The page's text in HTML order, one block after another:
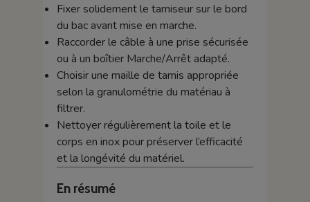
Fixer solidement le tamiseur sur le bord
du bac avant mise en marche.
Raccorder le câble à une prise sécurisée
ou à un boîtier Marche/Arrêt adapté.
Choisir une maille de tamis appropriée
selon la granulométrie du matériau à
filtrer.
Nettoyer régulièrement la toile et le
corps en inox pour préserver l’efficacité
et la longévité du matériel.
En résumé